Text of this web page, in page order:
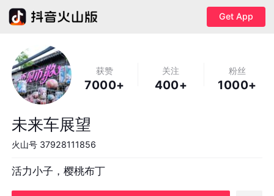
Get App
获赞
7000+
关注
400+
粉丝
1000+
未来车展望
火山号 37928111856
活力小子，樱桃布丁